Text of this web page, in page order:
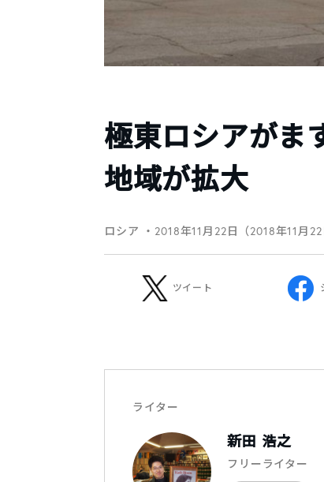
極東ロシアがま
地域が拡大
ロシア ・2018年11月22日（2018年11月22
ツイート
ライター
新田 浩之
フリーライター